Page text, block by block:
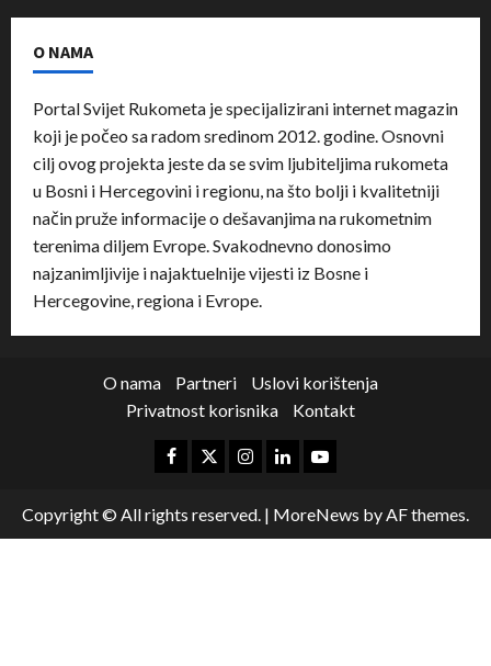
O NAMA
Portal Svijet Rukometa je specijalizirani internet magazin
koji je počeo sa radom sredinom 2012. godine. Osnovni
cilj ovog projekta jeste da se svim ljubiteljima rukometa
u Bosni i Hercegovini i regionu, na što bolji i kvalitetniji
način pruže informacije o dešavanjima na rukometnim
terenima diljem Evrope. Svakodnevno donosimo
najzanimljivije i najaktuelnije vijesti iz Bosne i
Hercegovine, regiona i Evrope.
O nama Partneri
Uslovi korištenja
Privatnost korisnika
Kontakt
Copyright © All rights reserved. | MoreNews by AF themes.